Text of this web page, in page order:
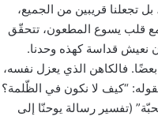
النّاس، بل تجعلنا قريبين من الجميع،
مع قلب يسوع المطعون، تتحقّق
الآن، بل المسيح يحيا فينا (راجع غلاطية 2، 20). لا يمكن أن نعيش قداسة كهذه وحدنا.
فالكاهن الذي يعزل نفسه،
“كيف لا نكون في الظّلمة؟
(تفسير رسالة يوحنّا إلى
يأتي في صِغَر الحياة
من الداخل